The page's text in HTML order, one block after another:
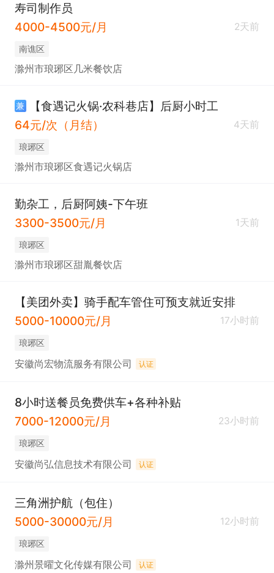
寿司制作员
4000-4500元/月
2天前
南谯区
滁州市琅琊区几米餐饮店
兼
【食遇记火锅·农科巷店】后厨小时工
64元/次（月结）
4天前
琅琊区
滁州市琅琊区食遇记火锅店
勤杂工，后厨阿姨-下午班
3300-3500元/月
1天前
琅琊区
滁州市琅琊区甜胤餐饮店
【美团外卖】骑手配车管住可预支就近安排
5000-10000元/月
17小时前
琅琊区
安徽尚宏物流服务有限公司 认证
8小时送餐员免费供车+各种补贴
7000-12000元/月
23小时前
琅琊区
安徽尚弘信息技术有限公司 认证
三角洲护航（包住）
5000-30000元/月
12小时前
琅琊区
滁州景曜文化传媒有限公司 认证